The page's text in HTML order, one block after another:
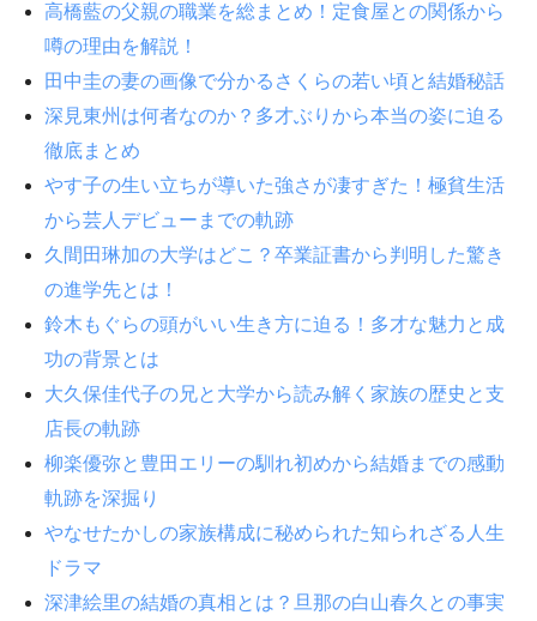
高橋藍の父親の職業を総まとめ！定食屋との関係から
噂の理由を解説！
田中圭の妻の画像で分かるさくらの若い頃と結婚秘話
深見東州は何者なのか？多才ぶりから本当の姿に迫る
徹底まとめ
やす子の生い立ちが導いた強さが凄すぎた！極貧生活
から芸人デビューまでの軌跡
久間田琳加の大学はどこ？卒業証書から判明した驚き
の進学先とは！
鈴木もぐらの頭がいい生き方に迫る！多才な魅力と成
功の背景とは
大久保佳代子の兄と大学から読み解く家族の歴史と支
店長の軌跡
柳楽優弥と豊田エリーの馴れ初めから結婚までの感動
軌跡を深掘り
やなせたかしの家族構成に秘められた知られざる人生
ドラマ
深津絵里の結婚の真相とは？旦那の白山春久との事実